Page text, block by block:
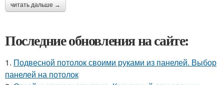
читать дальше →
Последние обновления на сайте:
1. Подвесной потолок своими руками из панелей. Выбор
панелей на потолок